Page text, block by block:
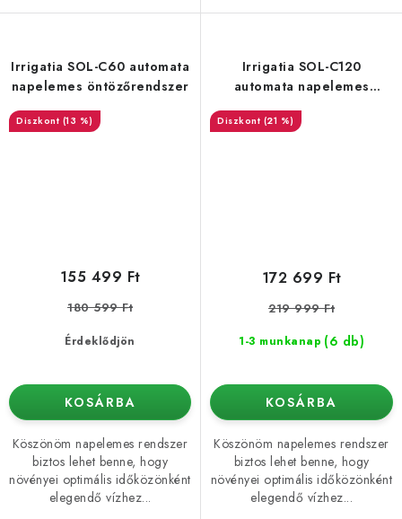
Irrigatia SOL-C60 automata
napelemes öntözőrendszer
(13 %)
Érdeklődjön
155 499 Ft
180 599 Ft
KOSÁRBA
Köszönöm napelemes rendszer
biztos lehet benne, hogy
növényei optimális időközönként
elegendő vízhez...
Irrigatia SOL-C120
automata napelemes
öntözőrendszer
(21 %)
1-3 munkanap (6 db)
172 699 Ft
219 999 Ft
KOSÁRBA
Köszönöm napelemes rendszer
biztos lehet benne, hogy
növényei optimális időközönként
elegendő vízhez...